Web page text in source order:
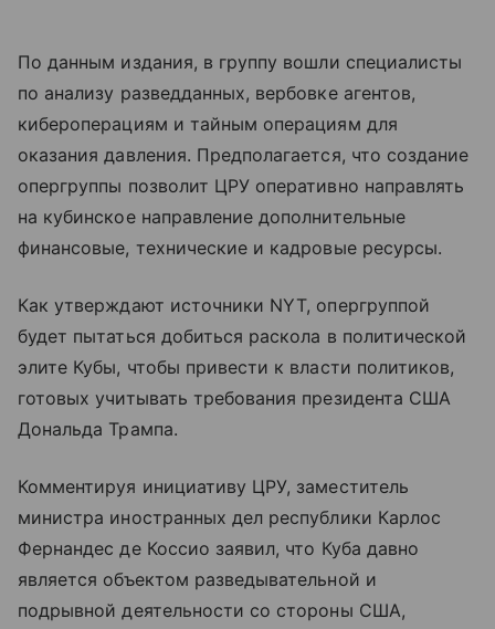
По данным издания, в группу вошли специалисты
по анализу разведданных, вербовке агентов,
кибероперациям и тайным операциям для
оказания давления. Предполагается, что создание
опергруппы позволит ЦРУ оперативно направлять
на кубинское направление дополнительные
финансовые, технические и кадровые ресурсы.
Как утверждают источники NYT, опергруппой
будет пытаться добиться раскола в политической
элите Кубы, чтобы привести к власти политиков,
готовых учитывать требования президента США
Дональда Трампа.
Комментируя инициативу ЦРУ, заместитель
министра иностранных дел республики Карлос
Фернандес де Коссио заявил, что Куба давно
является объектом разведывательной и
подрывной деятельности со стороны США,